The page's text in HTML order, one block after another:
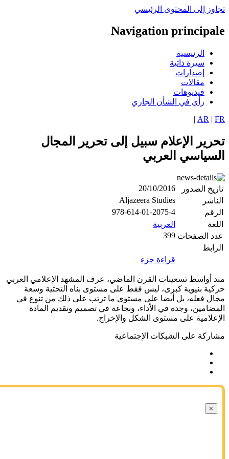
إلى المحتوى الرئيسي
Navigation
الرئيسية
سيرة ذاتية
إصدارات
مقالات
فيديوهات
رأي في الشأن الجاري
AR|
|
الإعلام سبيل إلى تحرير المجال
العربي
الصدور
20/10/2016
Aljazeera Studies
978-614-01-2075-4
العربية
الصفحات 399
قراءة جزء
أواسط تسعينات القرن الماضي، عرف المشهد الإعلامي العربي
بنيوية كبرى، ليس فقط على مستوى بناه التحتية وسعة
فعله، بل أيضا على مستوى ما ترتب على ذلك من تنوع في
وجدة في الأداء، ونجاعة في تصميم وتقديم المادة
على مستوى الشكل والإخراج.
على الشبكات الإجتماعية